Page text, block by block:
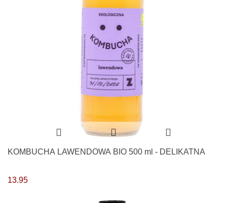
KOMBUCHA LAWENDOWA BIO 500 ml - DELIKATNA
13.95